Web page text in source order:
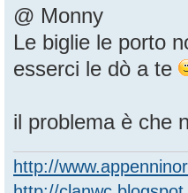
@ Monny
Le biglie le porto
esserci le dò a te
il problema è che
http://